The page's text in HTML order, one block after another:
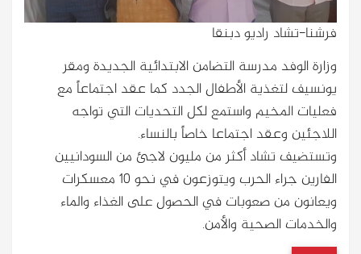
فرشنا-تشاد راديو دبنقا
وزارة الوفد مدرسة التضامن الابتدائية الجديدة ومقر
يونسيف لتغذية الأطفال الجدد كما عقد اجتماعاً مع
فعليات المخيم واستمع لكل التحديات التي تواجه
اللاجئين وعقد اجتماعا خاصاً بالنساء.
وتستضيف تشاد أكثر من مليون لاجئ من السودانيين
الفارين جراء الحرب ويتوزعون في نحو 10 معسكرات
ويعانون من صعوبات في الحصول على الغذاء والماء
والخدمات الصحية والأمن.